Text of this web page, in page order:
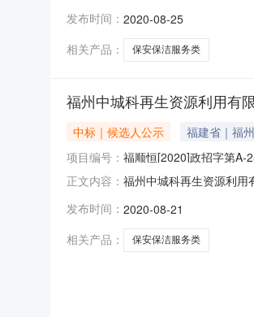
标内容及要求”。3.合格
法人营业执照（
发布时间： 2020-08-25
相关产品：
保安保洁服务类
福州中城科再生资源利用有
中标｜候选人公示
福建省｜福
项目编号： 福顺恒[2020]政招字第A-
正文内容： 福州中城科再生资源利
363号4、5楼联系人：王
发布时间： 2020-08-21
相关产品：
保安保洁服务类